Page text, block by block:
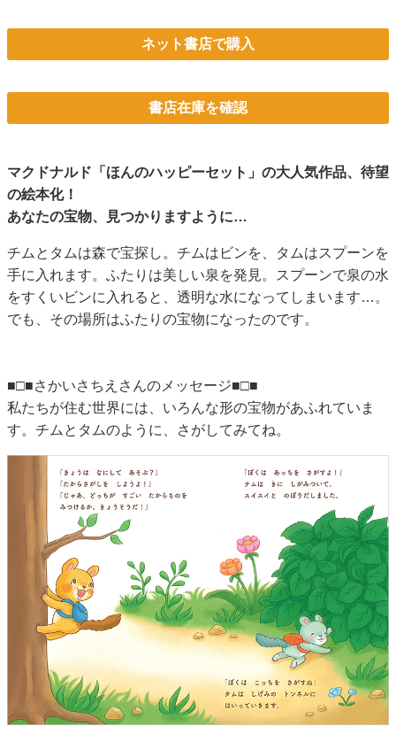
ネット書店で購入
書店在庫を確認
マクドナルド「ほんのハッピーセット」の大人気作品、待望
の絵本化！
あなたの宝物、見つかりますように…
チムとタムは森で宝探し。チムはビンを、タムはスプーンを
手に入れます。ふたりは美しい泉を発見。スプーンで泉の水
をすくいビンに入れると、透明な水になってしまいます…。
でも、その場所はふたりの宝物になったのです。
■□■さかいさちえさんのメッセージ■□■
私たちが住む世界には、いろんな形の宝物があふれていま
す。チムとタムのように、さがしてみてね。